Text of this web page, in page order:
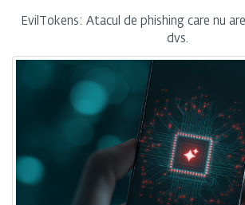
EvilTokens: Atacul de phishing care nu
dvs.